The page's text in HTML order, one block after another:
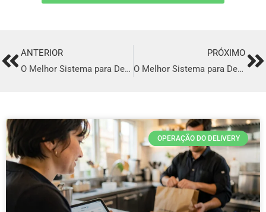
PrevANTERIOR
O Melhor Sistema para Delivery em Olinda
PRÓXIMO
O Melhor Sistema para Delivery em Carapicuíba
OPERAÇÃO DO DELIVERY